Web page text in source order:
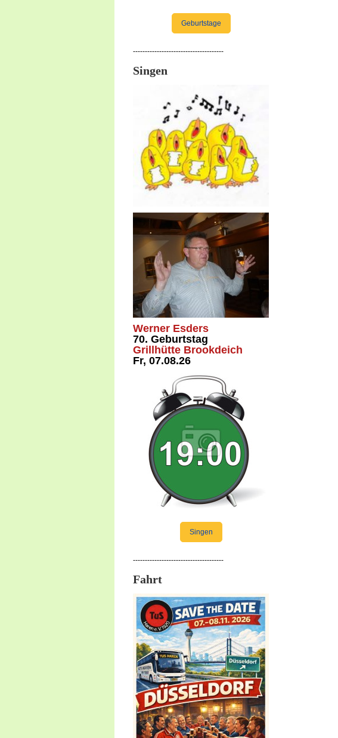
Geburtstage
--------------------------------------
Singen
Werner Esders
70. Geburtstag
Grillhütte Brookdeich
Fr, 07.08.26
Singen
--------------------------------------
Fahrt